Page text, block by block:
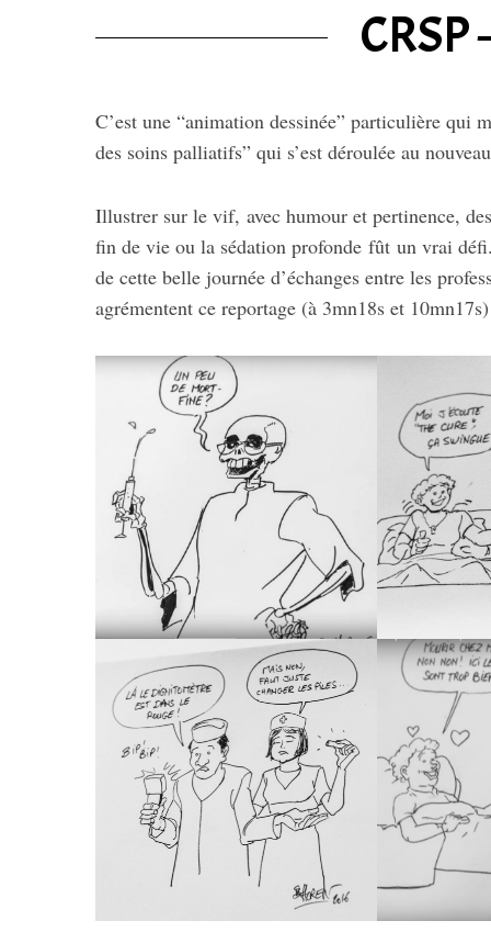
CRSP
C’est une “animation dessinée” particulière qui
des soins palliatifs” qui s’est déroulée au
Illustrer sur le vif, avec humour et pertinence,
fin de vie ou la sédation profonde fût un vrai
de cette belle journée d’échanges entre les
agrémentent ce reportage (à 3mn18s et